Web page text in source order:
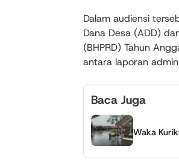
Dalam audiensi
Dana Desa (ADD)
(BHPRD) Tahun
antara laporan
Baca Juga
Waka